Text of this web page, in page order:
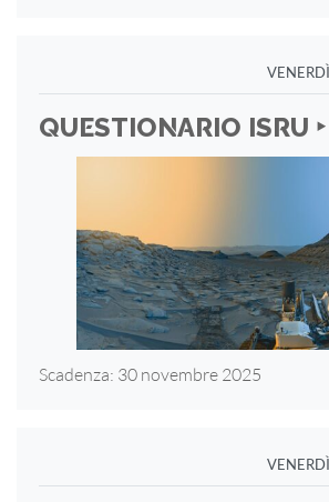
QUESTIONARIO ISRU ‣
Scadenza: 30 novembre 2025